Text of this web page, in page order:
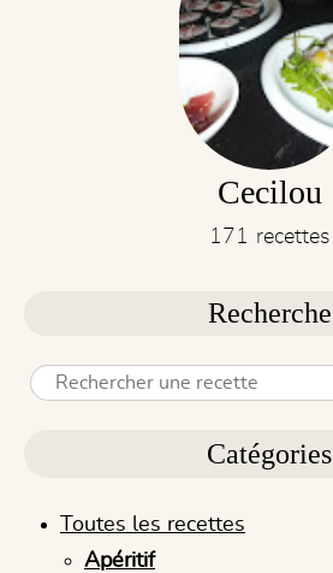
Cecilou
171 recettes
Recherche
Catégories
Toutes les recettes
Apéritif